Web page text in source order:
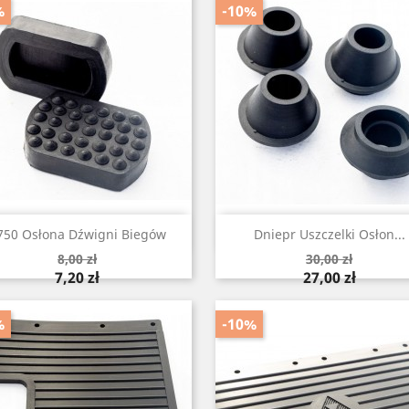
Osłona Dźwigni Biegów
Cena
podstawowa
8,00 zł
Cena
7,20 zł
Szybki podgląd Dniepr Uszczelki Osłon...
Cena
podstawowa
30,00 zł
Cena
27,00 zł
-10%
Szybki podgląd
-10%